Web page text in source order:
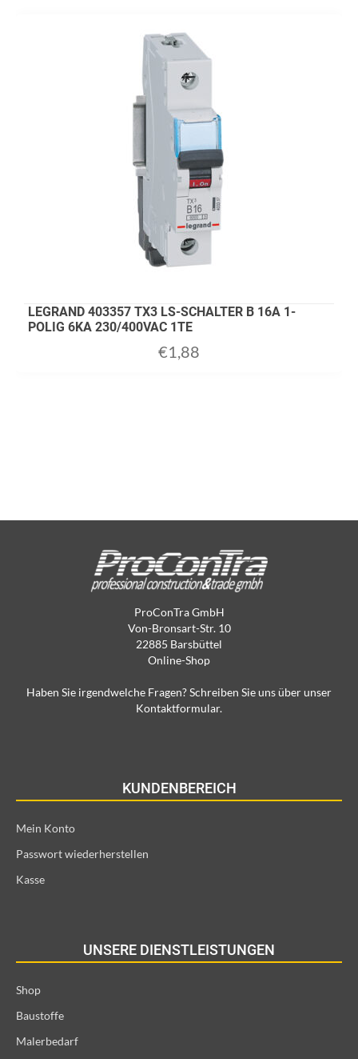
LEGRAND 403357 TX3 LS-SCHALTER B 16A 1-
POLIG 6KA 230/400VAC 1TE
€1,88
ProConTra GmbH
Von-Bronsart-Str. 10
22885 Barsbüttel
Online-Shop
Haben Sie irgendwelche Fragen? Schreiben Sie uns über unser
Kontaktformular.
KUNDENBEREICH
Mein Konto
Passwort wiederherstellen
Kasse
UNSERE DIENSTLEISTUNGEN
Shop
Baustoffe
Malerbedarf